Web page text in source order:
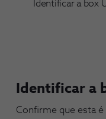
Identificar a box
Identificar a
Confirme que esta é